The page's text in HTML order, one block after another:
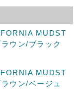
MUDST
ウン/ブラック
MUDST
ウン/ベージュ